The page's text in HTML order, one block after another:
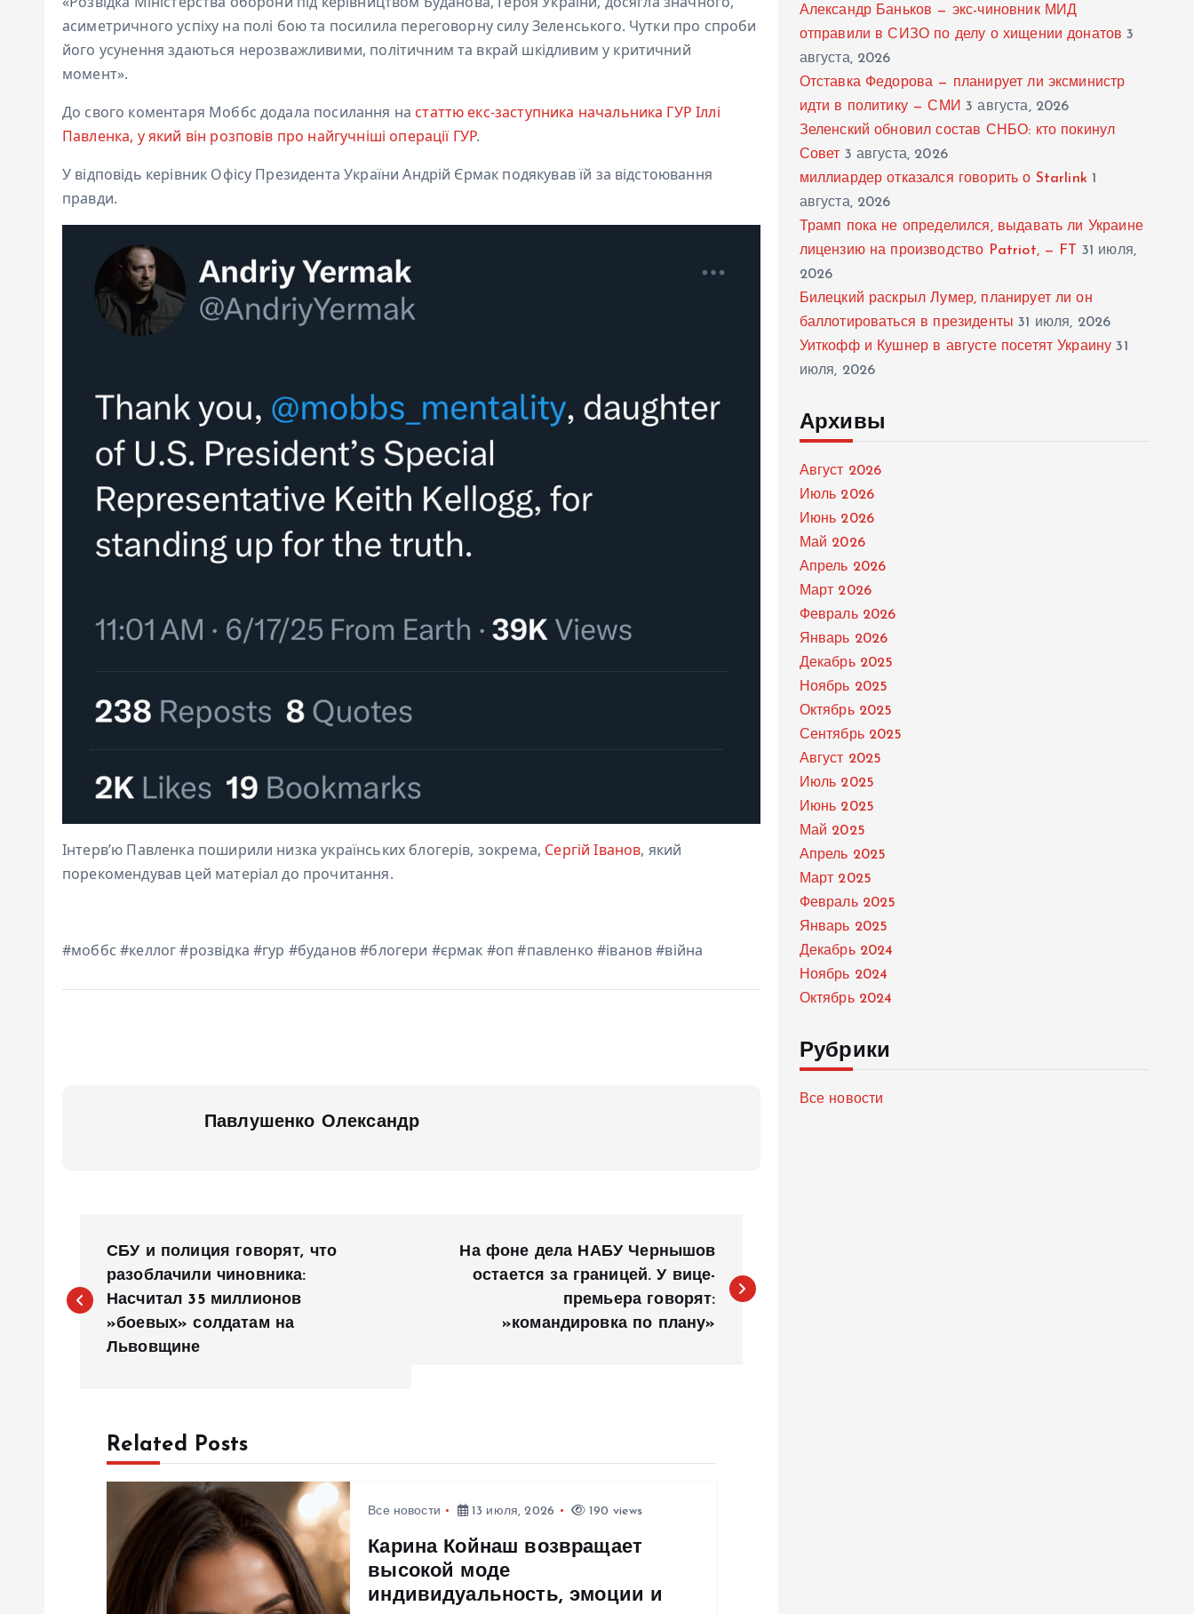
асиметричного успіху на полі бою та посилила переговорну силу Зеленського. Чутки про спроби
його усунення здаються нерозважливими, політичним та вкрай шкідливим у критичний
момент».
До свого коментаря Моббс додала посилання на статтю екс-заступника начальника ГУР Іллі
Павленка, у який він розповів про найгучніші операції ГУР.
У відповідь керівник Офісу Президента України Андрій Єрмак подякував їй за відстоювання
правди.
Інтерв’ю Павленка поширили низка українських блогерів, зокрема, Сергій Іванов, який
порекомендував цей матеріал до прочитання.
#моббс #келлог #розвідка #гур #буданов #блогери #єрмак #оп #павленко #іванов #війна
Павлушенко Олександр
а
СБУ и полиция говорят, что
разоблачили чиновника:
Насчитал 35 миллионов
»боевых» солдатам на
Львовщине
На фоне дела НАБУ Чернышов
остается за границей. У вице-
премьера говорят:
»командировка по плану»
Related Posts
Все новости 13 июля, 2026 190 views
Карина Койнаш возвращает
высокой моде
индивидуальность, эмоции и
Александр Баньков — экс-чиновник МИД
отправили в СИЗО по делу о хищении донатов 3
августа, 2026
Отставка Федорова — планирует ли эксминистр
идти в политику — СМИ 3 августа, 2026
Зеленский обновил состав СНБО: кто покинул
Совет 3 августа, 2026
миллиардер отказался говорить о Starlink 1
августа, 2026
Трамп пока не определился, выдавать ли Украине
лицензию на производство Patriot, — FT
31 июля,
2026
Билецкий раскрыл Лумер, планирует ли он
баллотироваться в президенты 31 июля, 2026
Уиткофф и Кушнер в августе посетят Украину 31
июля, 2026
Архивы
Август 2026
Июль 2026
Июнь 2026
Май 2026
Апрель 2026
Март 2026
Февраль 2026
Январь 2026
Декабрь 2025
Ноябрь 2025
Октябрь 2025
Сентябрь 2025
Август 2025
Июль 2025
Июнь 2025
Май 2025
Апрель 2025
Март 2025
Февраль 2025
Январь 2025
Декабрь 2024
Ноябрь 2024
Октябрь 2024
Рубрики
Все новости